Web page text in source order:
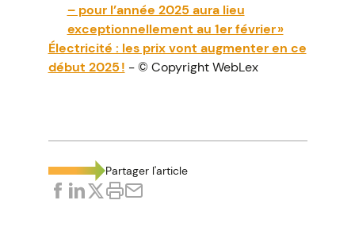
– pour l’année 2025 aura lieu
exceptionnellement au 1er février »
Électricité : les prix vont augmenter en ce
début 2025 ! - © Copyright WebLex
Partager l'article